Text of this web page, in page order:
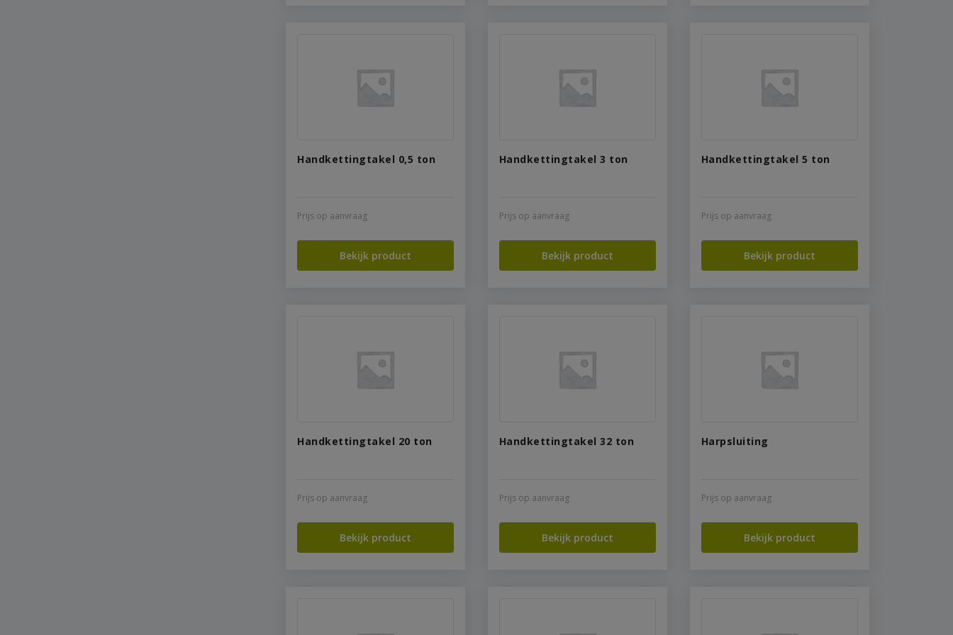
Handkettingtakel 0,5 ton
Prijs op aanvraag
Bekijk product
Handkettingtakel 3 ton
Prijs op aanvraag
Bekijk product
Handkettingtakel 5 ton
Prijs op aanvraag
Bekijk product
Handkettingtakel 20 ton
Prijs op aanvraag
Bekijk product
Handkettingtakel 32 ton
Prijs op aanvraag
Bekijk product
Harpsluiting
Prijs op aanvraag
Bekijk product